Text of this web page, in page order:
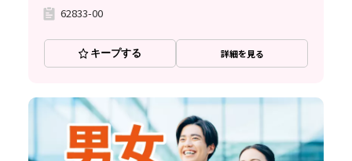
62833-00
キープする 詳細を見る